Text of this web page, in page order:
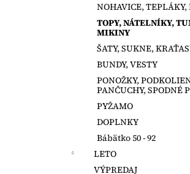
NOHAVICE,
TOPY, NÁTELNÍKY,
MIKINY
ŠATY, SUKNE,
BUNDY, VESTY
PONOŽKY,
PANČUCHY, SPODNÉ
PYŽAMO
DOPLNKY
Bábätko 50 - 92
LETO
VÝPREDAJ